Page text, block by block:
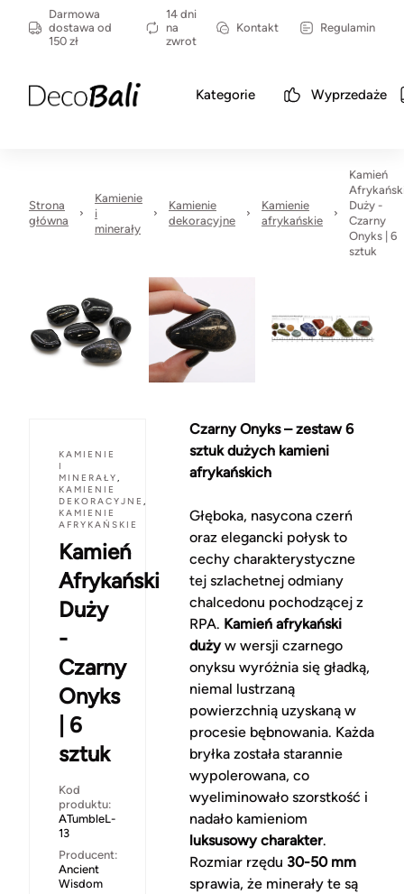
Darmowa
dostawa od
150 zł
14 dni
na
zwrot
Kontakt Regulamin
Kategorie Wyprzedaże
Strona
główna
Kamienie
i
minerały
Kamienie
dekoracyjne
Kamienie
afrykańskie
Kamień
Duży -
Czarny
Onyks | 6
sztuk
KAMIENIE
I
MINERAŁY,
KAMIENIE
DEKORACYJNE ,
KAMIENIE
AFRYKAŃSKIE
Kamień
Afrykański
Duży
-
Czarny
Onyks
| 6
sztuk
Kod
produktu:
ATumbleL-
13
Producent:
Ancient
Wisdom
Czarny Onyks – zestaw 6
sztuk dużych kamieni
afrykańskich
Głęboka, nasycona czerń
oraz elegancki połysk to
cechy charakterystyczne
tej szlachetnej odmiany
chalcedonu pochodzącej z
RPA. Kamień afrykański
dużyw wersji czarnego
onyksu wyróżnia się gładką,
niemal lustrzaną
powierzchnią uzyskaną w
procesie bębnowania. Każda
bryłka została starannie
wypolerowana, co
wyeliminowało szorstkość i
nadało kamieniom
luksusowy charakter.
Rozmiar rzędu 30-50 mm
sprawia, że minerały te są